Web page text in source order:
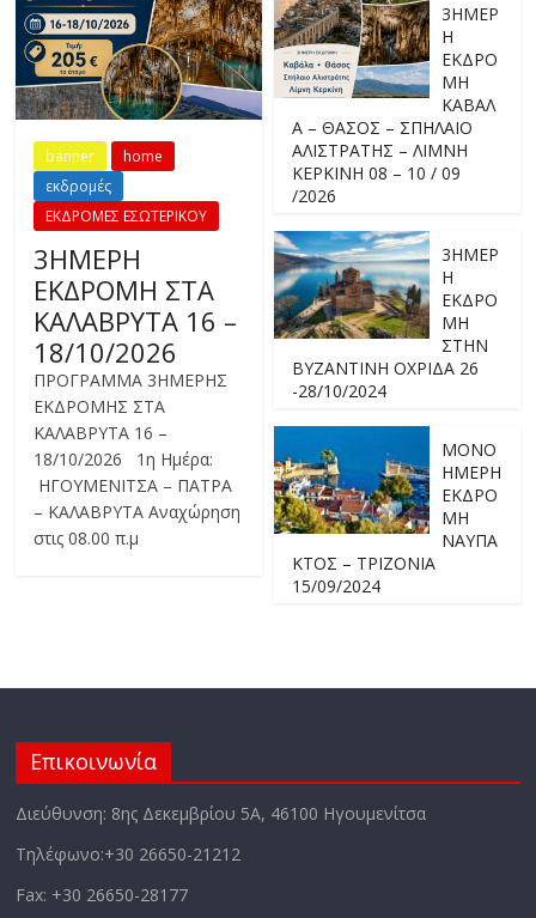
banner
home
εκδρομές
ΕΚΔΡΟΜΕΣ ΕΣΩΤΕΡΙΚΟΥ
3ΗΜΕΡΗ
ΕΚΔΡΟΜΗ ΣΤΑ
ΚΑΛΑΒΡΥΤΑ 16 –
18/10/2026
ΠΡΟΓΡΑΜΜΑ 3ΗΜΕΡΗΣ
ΕΚΔΡΟΜΗΣ ΣΤΑ
ΚΑΛΑΒΡΥΤΑ 16 –
18/10/2026 1η Ημέρα:
ΗΓΟΥΜΕΝΙΤΣΑ – ΠΑΤΡΑ
– ΚΑΛΑΒΡΥΤΑ Αναχώρηση
στις 08.00 π.μ
3ΗΜΕΡ
Η
ΕΚΔΡΟ
ΜΗ
ΚΑΒΑΛ
Α – ΘΑΣΟΣ – ΣΠΗΛΑΙΟ
ΑΛΙΣΤΡΑΤΗΣ – ΛΙΜΝΗ
ΚΕΡΚΙΝΗ 08 – 10 / 09
/2026
3ΗΜΕΡ
Η
ΕΚΔΡΟ
ΜΗ
ΣΤΗΝ
ΒΥΖΑΝΤΙΝΗ ΟΧΡΙΔΑ 26
-28/10/2024
ΜΟΝΟ
ΗΜΕΡΗ
ΕΚΔΡΟ
ΜΗ
ΝΑΥΠΑ
ΚΤΟΣ – ΤΡΙΖΟΝΙΑ
15/09/2024
Επικοινωνία
Διεύθυνση: 8ης Δεκεμβρίου 5Α, 46100 Ηγουμενίτσα
Τηλέφωνο:+30 26650-21212
Fax: +30 26650-28177